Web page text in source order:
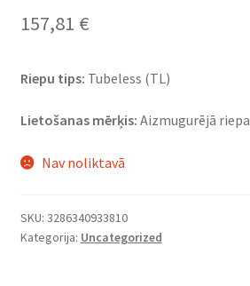
157,81 €
Riepu tips: Tubeless (TL)
Lietošanas mērķis: Aizmugurējā riepa
Nav noliktavā
SKU: 3286340933810
Kategorija: Uncategorized